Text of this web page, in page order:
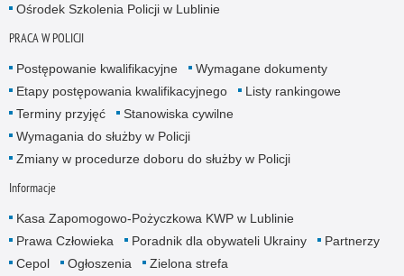
Ośrodek Szkolenia Policji w Lublinie
PRACA W POLICJI
Postępowanie kwalifikacyjne
Wymagane dokumenty
Etapy postępowania kwalifikacyjnego
Listy rankingowe
Terminy przyjęć
Stanowiska cywilne
Wymagania do służby w Policji
Zmiany w procedurze doboru do służby w Policji
Informacje
Kasa Zapomogowo-Pożyczkowa KWP w Lublinie
Prawa Człowieka
Poradnik dla obywateli Ukrainy
Partnerzy
Cepol
Ogłoszenia
Zielona strefa